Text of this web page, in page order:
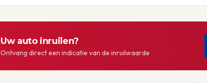
Uw auto inruilen?
Ontvang direct een indicatie van de inruilwaarde